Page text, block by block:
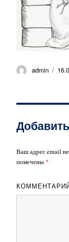
Автор
admin
Ваш адрес email
помечены *